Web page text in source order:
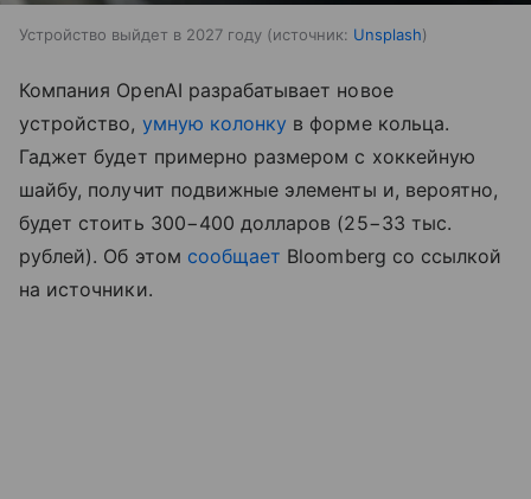
Устройство выйдет в 2027 году источник: Unsplash
Компания OpenAI разрабатывает новое
устройство, умную колонку в форме кольца.
Гаджет будет примерно размером с хоккейную
шайбу, получит подвижные элементы и, вероятно,
будет стоить 300−400 долларов (25−33 тыс.
рублей). Об этом сообщает Bloomberg со ссылкой
на источники.